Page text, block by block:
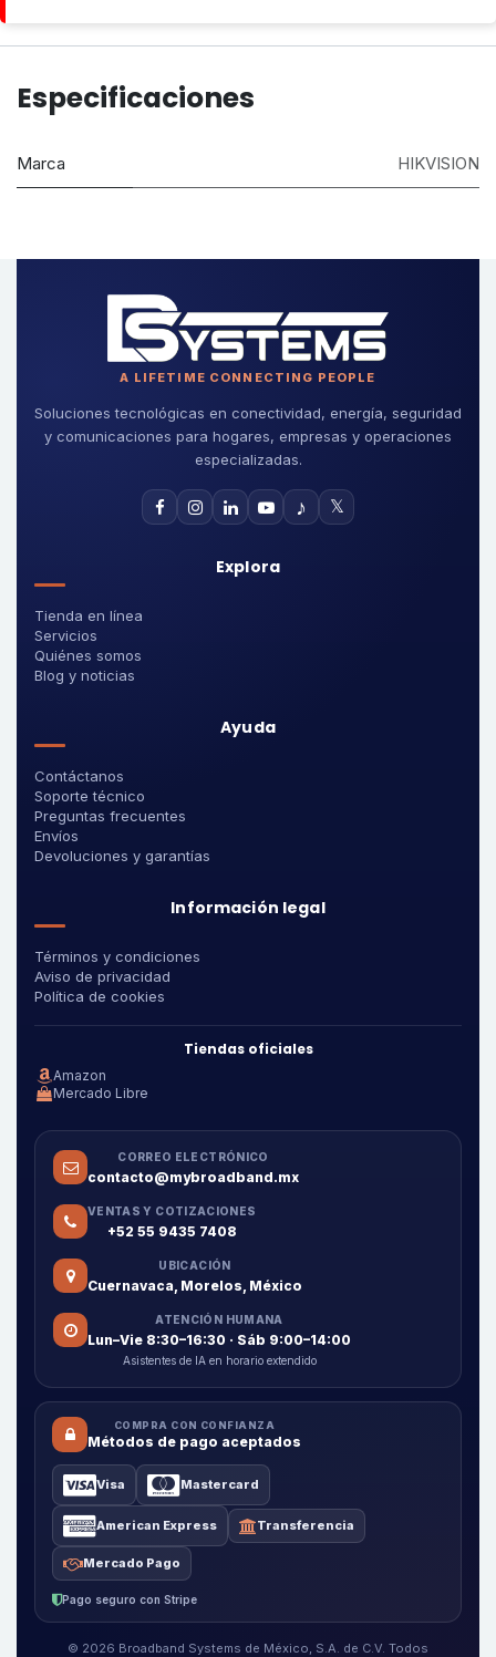
Especificaciones
Marca HIKVISION
A LIFETIME CONNECTING PEOPLE
Soluciones tecnológicas en conectividad, energía, seguridad
y comunicaciones para hogares, empresas y operaciones
especializadas.
♪ 𝕏
Explora
Tienda en línea
Servicios
Quiénes somos
Blog y noticias
Ayuda
Contáctanos
Soporte técnico
Preguntas frecuentes
Envíos
Devoluciones y garantías
Información legal
Términos y condiciones
Aviso de privacidad
Política de cookies
Tiendas oficiales
Amazon
Mercado Libre
CORREO ELECTRÓNICO
contacto@mybroadband.mx
VENTAS Y COTIZACIONES
+52 55 9435 7408
UBICACIÓN
Cuernavaca, Morelos, México
ATENCIÓN HUMANA
Lun–Vie 8:30–16:30 · Sáb 9:00–14:00
Asistentes de IA en horario extendido
COMPRA CON CONFIANZA
Métodos de pago aceptados
Visa Mastercard
American Express Transferencia
Mercado Pago
Pago seguro con Stripe
© 2026 Broadband Systems de México, S.A. de C.V. Todos